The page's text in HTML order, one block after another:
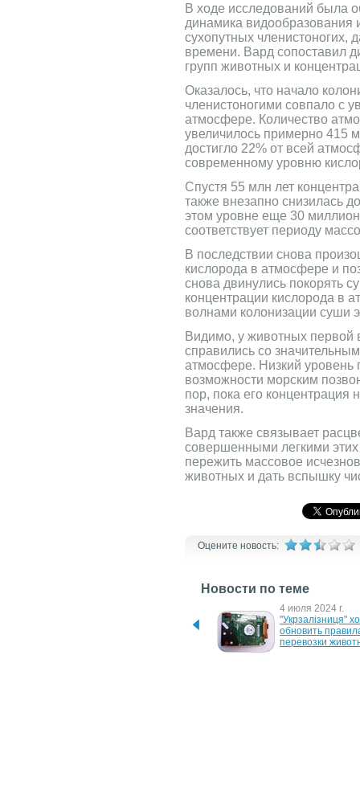
В ходе исследований была
динамика видообразования
сухопутных
времени. Вард сопоставил
групп животных и
Оказалось, что начало
членистоногими совпало с
атмосфере. Количество
увеличилось примерно 415
достигло 22% от всей
современному уровню
Спустя 55 млн лет
также внезапно снизилась
этом уровне еще 30
соответствует периоду
В последствии снова
кислорода в атмосфере и
снова двинулись покорять
концентрации кислорода в
волнами колонизации суши
Видимо, у животных первой
справились со
атмосфере. Низкий уровень
возможности морским
пор, пока его концентрация
значения.
Вард также связывает
совершенными легкими
пережить массовое
животных и дать вспышку
Оцените новость:
Новости по теме
4 июля 2024 г.
"Укрзалізниця"
обновить
перевозки